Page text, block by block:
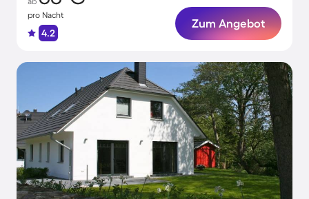
pro Nacht
4.2
Zum Angebot